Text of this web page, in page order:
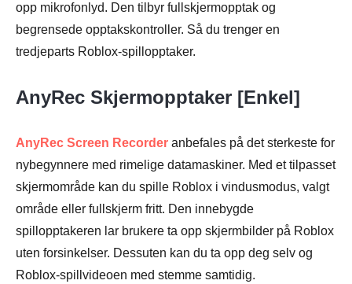
opp mikrofonlyd. Den tilbyr fullskjermopptak og
begrensede opptakskontroller. Så du trenger en
tredjeparts Roblox-spillopptaker.
AnyRec Skjermopptaker [Enkel]
AnyRec Screen Recorder anbefales på det sterkeste for
nybegynnere med rimelige datamaskiner. Med et tilpasset
skjermområde kan du spille Roblox i vindusmodus, valgt
område eller fullskjerm fritt. Den innebygde
spillopptakeren lar brukere ta opp skjermbilder på Roblox
uten forsinkelser. Dessuten kan du ta opp deg selv og
Roblox-spillvideoen med stemme samtidig.